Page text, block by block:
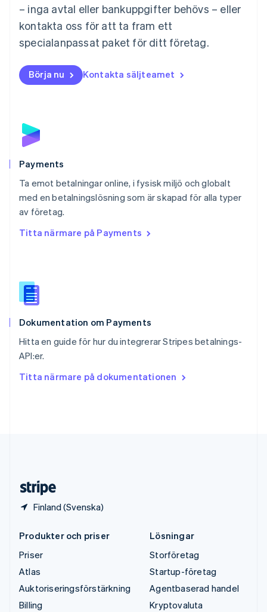
– inga avtal eller bankuppgifter behövs – eller
kontakta oss för att ta fram ett
specialanpassat paket för ditt företag.
Börja nu Kontakta säljteamet
Payments
Ta emot betalningar online, i fysisk miljö och globalt
med en betalningslösning som är skapad för alla typer
av företag.
Titta närmare på Payments
Dokumentation om Payments
Hitta en guide för hur du integrerar Stripes betalnings-
API:er.
Titta närmare på dokumentationen
Finland (Svenska)
Mexiko
Nederländerna
NederlandsEnglish
English
Nya Zeeland
Portugal
Português
English
DeutschFrançaisItalianoEnglish
Singapore
English简体中文
English
Español
Storbritannien
Sverige
Thailand
ไทย
English
Produkter och priser
Priser
Atlas
Auktoriseringsförstärkning
Billing
Lösningar
Storföretag
Startup-företag
Agentbaserad handel
Kryptovaluta